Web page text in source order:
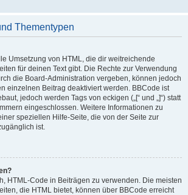
Thementypen
Umsetzung von HTML, die dir weitreichende
für deinen Text gibt. Die Rechte zur Verwendung
die Board-Administration vergeben, können jedoch
einzelnen Beitrag deaktiviert werden. BBCode ist
jedoch werden Tags von eckigen („[“ und „]“) statt
eingeschlossen. Weitere Informationen zu
speziellen Hilfe-Seite, die von der Seite zur
ist.
HTML-Code in Beiträgen zu verwenden. Die meisten
die HTML bietet, können über BBCode erreicht